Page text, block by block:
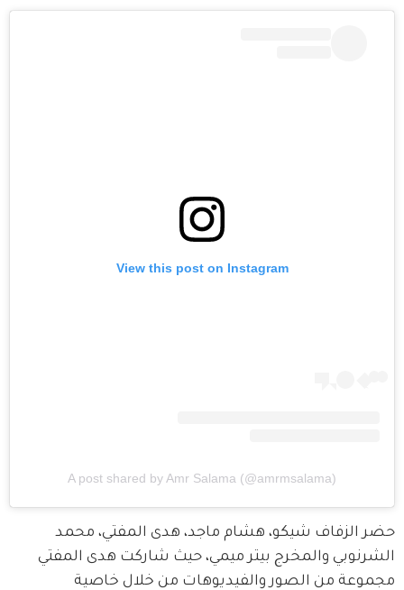
View this post on Instagram
A post shared by Amr Salama (@amrmsalama)
حضر الزفاف شيكو، هشام ماجد، هدى المفتي، محمد
الشرنوبي والمخرج بيتر ميمي، حيث شاركت هدى المفتي
مجموعة من الصور والفيديوهات من خلال خاصية